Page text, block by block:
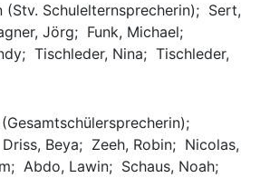
(Stv. Schulelternsprecherin); Sert,
Jörg; Funk, Michael;
Tischleder, Nina; Tischleder,
Beya; Zeeh, Robin; Nicolas,
Abdo, Lawin; Schaus, Noah;